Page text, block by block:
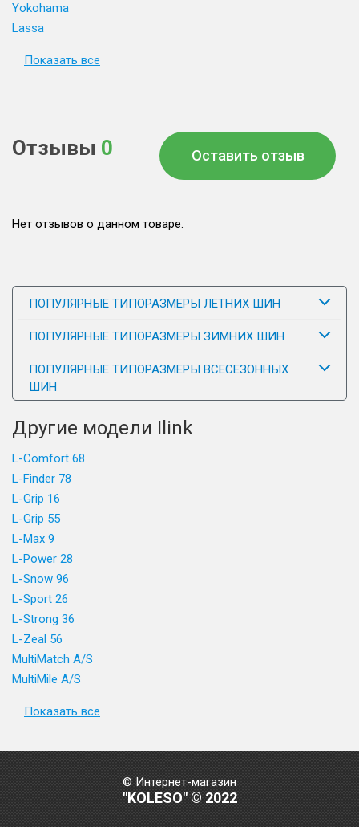
Yokohama
Lassa
Показать все
Отзывы 0 Оставить отзыв
Нет отзывов о данном товаре.
ПОПУЛЯРНЫЕ ТИПОРАЗМЕРЫ ЛЕТНИХ ШИН
ПОПУЛЯРНЫЕ ТИПОРАЗМЕРЫ ЗИМНИХ ШИН
ПОПУЛЯРНЫЕ ТИПОРАЗМЕРЫ ВСЕСЕЗОННЫХ
ШИН
Другие модели Ilink
L-Comfort 68
L-Finder 78
L-Grip 16
L-Grip 55
L-Max 9
L-Power 28
L-Snow 96
L-Sport 26
L-Strong 36
L-Zeal 56
MultiMatch A/S
MultiMile A/S
Показать все
© Интернет-магазин
"KOLESO" © 2022